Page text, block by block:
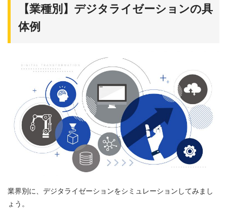
【業種別】デジタライゼーションの具
体例
業界別に、デジタライゼーションをシミュレーションしてみまし
ょう。